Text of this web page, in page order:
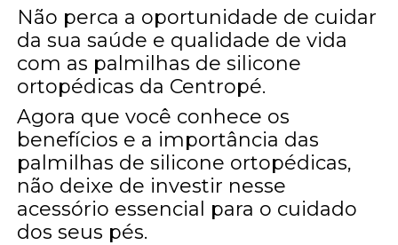
Não perca a oportunidade de cuidar
da sua saúde e qualidade de vida
com as palmilhas de silicone
ortopédicas da Centropé.
Agora que você conhece os
benefícios e a importância das
palmilhas de silicone ortopédicas,
não deixe de investir nesse
acessório essencial para o cuidado
dos seus pés.